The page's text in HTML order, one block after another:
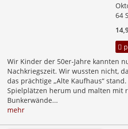
64
Wir Kinder der 50er-Jahre kannten
Nachkriegszeit. Wir wussten nicht,
das prächtige „Alte Kaufhaus“
Spielplätzen herum und malten mit
Bunkerwände...
mehr